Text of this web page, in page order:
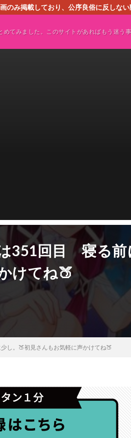
み掲載しており、公序良俗に反しな
めてみました。このサイトがあればもう迷う
351回目 寝る前
けてね🍑
し。🍑初見さんもお気軽に声かけてね🍑